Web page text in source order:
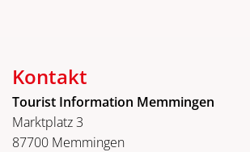
Kontakt
Tourist Information Memmingen
Marktplatz 3
87700 Memmingen